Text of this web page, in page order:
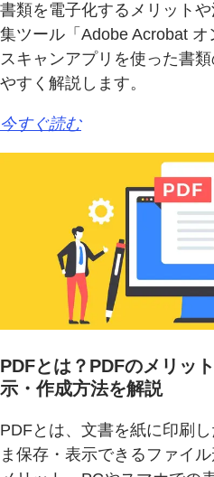
書類を電子化するメリット
集ツール「Adobe Acrobat
スキャンアプリを使った書
やすく解説します。
今すぐ読む
PDFとは？PDFのメリッ
示・作成方法を解説
PDFとは、文書を紙に印刷
ま保存・表示できるファイ